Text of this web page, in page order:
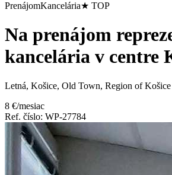
PrenájomKancelária★ TOP
Na prenájom
kancelária v centre
Letná, Košice, Old Town, Region of Košice
8 €/mesiac
Ref. číslo: WP-27784